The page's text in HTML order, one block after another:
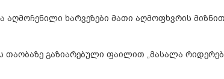
ხარვეზები მათი აღმოფხვრის
თაობაზე გაზიარებული ფაილით „მასალა